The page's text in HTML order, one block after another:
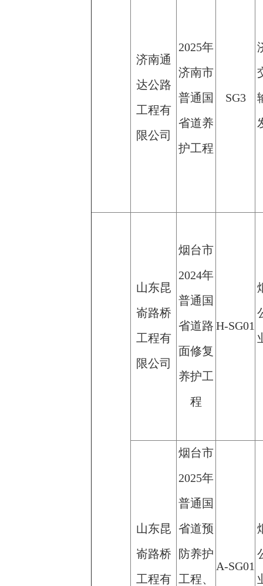
济南通
达公路
工程有
限公司
2025年
济南市
普通国
省道养
护工程
SG3
山东昆
嵛路桥
工程有
限公司
烟台市
2024年
普通国
省道路
面修复
养护工
程
H-SG01
山东昆
嵛路桥
工程有
烟台市
2025年
普通国
省道预
防养护
工程、
A-SG01